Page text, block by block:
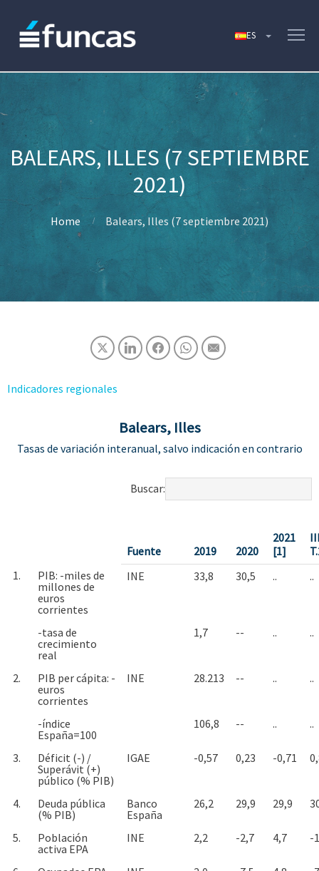
BALEARS, ILLES (7 SEPTIEMBRE
2021)
Home Balears, Illes (7 septiembre 2021)
Indicadores regionales
Balears, Illes
Tasas de variación interanual, salvo indicación en contrario
Buscar:
Fuente 2019 2020
2021
[1]
1.
PIB: -miles de
millones de
euros
corrientes
INE 33,8 30,5 .. ..
-tasa de
crecimiento
real
1,7 -- .. ..
2.
PIB per cápita: -
euros
corrientes
INE 28.213 -- .. ..
-índice
España=100
106,8 -- .. ..
3.
Déficit (-) /
Superávit (+)
público (% PIB)
IGAE -0,57 0,23 -0,71
4.
Deuda pública
(% PIB)
Banco
España
26,2 29,9 29,9
5.
Población
activa EPA
INE 2,2 -2,7 4,7 -